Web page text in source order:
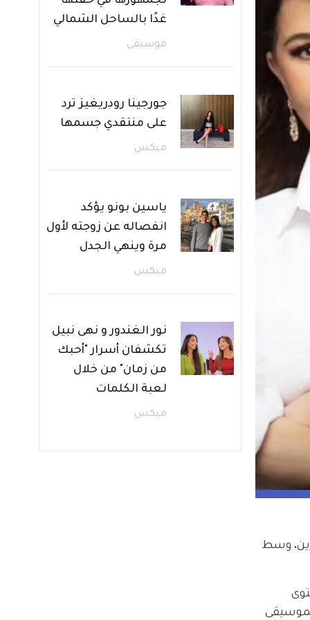
وسط
مستوى
الغناء والموسيقى
غدًا بالساحل الشمالي
موسيقى
جورجينا رودريغيز ترد
على منتقدي جسمها
ميكس
ياسين بونو يؤكد
انفصاله عن زوجته لأول
مرة وينهي الجدل
ميكس
نور الغندور و نهى نبيل
تكشفان أسرار "أحبك
من زمان" من خلال
لعبة الكلمات
ميكس